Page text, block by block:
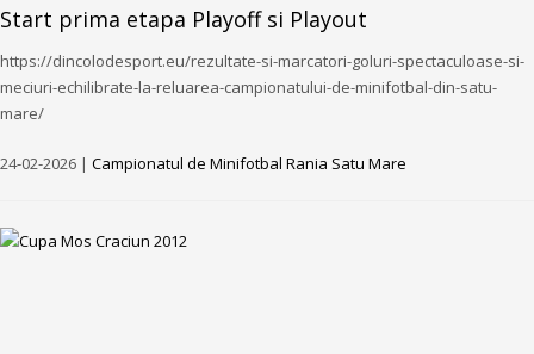
Start prima etapa Playoff si Playout
https://dincolodesport.eu/rezultate-si-marcatori-goluri-spectaculoase-si-
meciuri-echilibrate-la-reluarea-campionatului-de-minifotbal-din-satu-
mare/
24-02-2026 | Campionatul de Minifotbal Rania Satu Mare